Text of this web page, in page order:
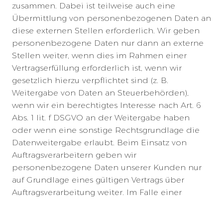
zusammen. Dabei ist teilweise auch eine
Übermittlung von personenbezogenen Daten an
diese externen Stellen erforderlich. Wir geben
personenbezogene Daten nur dann an externe
Stellen weiter, wenn dies im Rahmen einer
Vertragserfüllung erforderlich ist, wenn wir
gesetzlich hierzu verpflichtet sind (z. B.
Weitergabe von Daten an Steuerbehörden),
wenn wir ein berechtigtes Interesse nach Art. 6
Abs. 1 lit. f DSGVO an der Weitergabe haben
oder wenn eine sonstige Rechtsgrundlage die
Datenweitergabe erlaubt. Beim Einsatz von
Auftragsverarbeitern geben wir
personenbezogene Daten unserer Kunden nur
auf Grundlage eines gültigen Vertrags über
Auftragsverarbeitung weiter. Im Falle einer